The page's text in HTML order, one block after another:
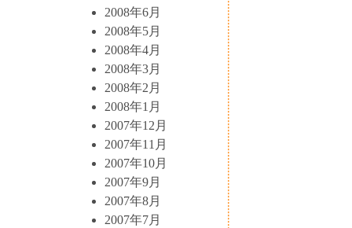
2008年6月
2008年5月
2008年4月
2008年3月
2008年2月
2008年1月
2007年12月
2007年11月
2007年10月
2007年9月
2007年8月
2007年7月